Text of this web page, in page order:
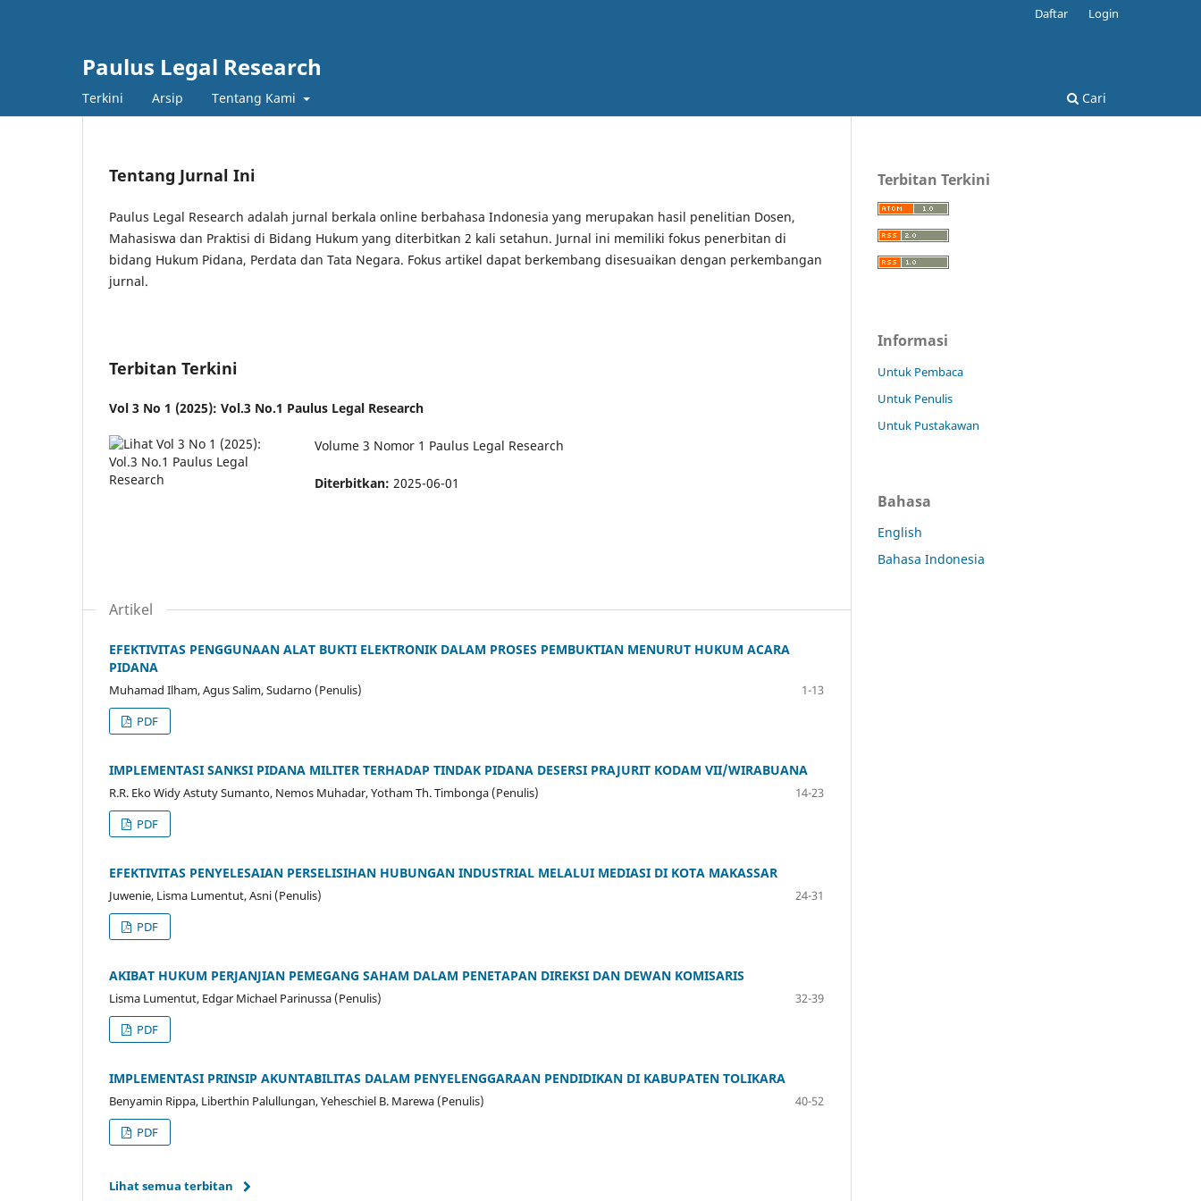
Paulus Legal Research
Terkini Arsip Tentang Kami Cari
Daftar Login
Tentang Jurnal Ini
Paulus Legal Research adalah jurnal berkala online berbahasa Indonesia yang merupakan hasil penelitian Dosen,
Mahasiswa dan Praktisi di Bidang Hukum yang diterbitkan 2 kali setahun. Jurnal ini memiliki fokus penerbitan di
bidang Hukum Pidana, Perdata dan Tata Negara. Fokus artikel dapat berkembang disesuaikan dengan perkembangan
jurnal.
Terbitan Terkini
Vol 3 No 1 (2025): Vol.3 No.1 Paulus Legal Research
Volume 3 Nomor 1 Paulus Legal Research
Diterbitkan: 2025-06-01
Artikel
EFEKTIVITAS PENGGUNAAN ALAT BUKTI ELEKTRONIK DALAM PROSES PEMBUKTIAN MENURUT HUKUM ACARA
PIDANA
Muhamad Ilham, Agus Salim, Sudarno (Penulis)
1-13
PDF
IMPLEMENTASI SANKSI PIDANA MILITER TERHADAP TINDAK PIDANA DESERSI PRAJURIT KODAM VII/WIRABUANA
R.R. Eko Widy Astuty Sumanto, Nemos Muhadar, Yotham Th. Timbonga (Penulis)
14-23
PDF
EFEKTIVITAS PENYELESAIAN PERSELISIHAN HUBUNGAN INDUSTRIAL MELALUI MEDIASI DI KOTA MAKASSAR
Juwenie, Lisma Lumentut, Asni (Penulis)
24-31
PDF
AKIBAT HUKUM PERJANJIAN PEMEGANG SAHAM DALAM PENETAPAN DIREKSI DAN DEWAN KOMISARIS
Lisma Lumentut, Edgar Michael Parinussa (Penulis)
32-39
PDF
IMPLEMENTASI PRINSIP AKUNTABILITAS DALAM PENYELENGGARAAN PENDIDIKAN DI KABUPATEN TOLIKARA
Benyamin Rippa, Liberthin Palullungan, Yeheschiel B. Marewa (Penulis)
40-52
PDF
Lihat semua terbitan
Terbitan Terkini
Informasi
Untuk Pembaca
Untuk Penulis
Untuk Pustakawan
Bahasa
English
Bahasa Indonesia